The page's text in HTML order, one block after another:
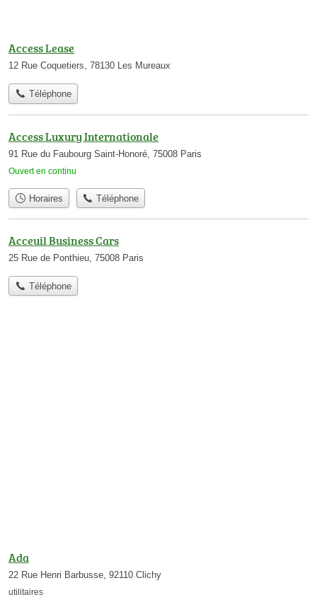
Access Lease
12 Rue Coquetiers, 78130 Les Mureaux
Téléphone
Access Luxury Internationale
91 Rue du Faubourg Saint-Honoré, 75008 Paris
Ouvert en continu
Horaires Téléphone
Acceuil Business Cars
25 Rue de Ponthieu, 75008 Paris
Téléphone
Ada
22 Rue Henri Barbusse, 92110 Clichy
utilitaires